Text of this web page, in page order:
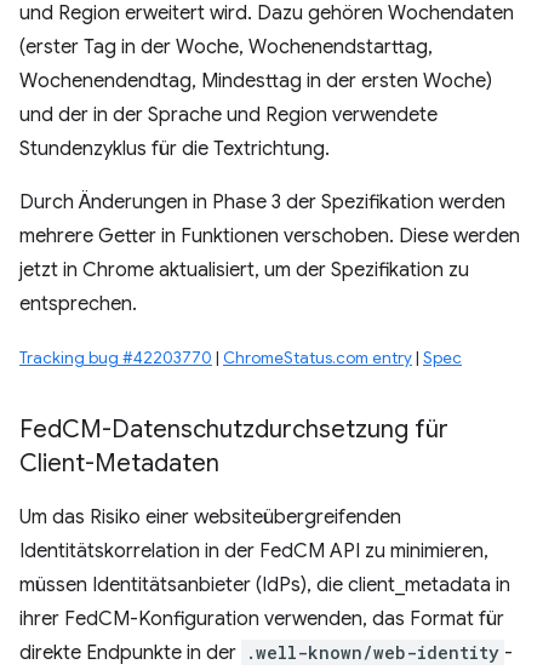
und Region erweitert wird. Dazu gehören Wochendaten
(erster Tag in der Woche, Wochenendstarttag,
Wochenendendtag, Mindesttag in der ersten Woche)
und der in der Sprache und Region verwendete
Stundenzyklus für die Textrichtung.
Durch Änderungen in Phase 3 der Spezifikation werden
mehrere Getter in Funktionen verschoben. Diese werden
jetzt in Chrome aktualisiert, um der Spezifikation zu
entsprechen.
Tracking bug #42203770 | ChromeStatus.com entry| Spec
FedCM-Datenschutzdurchsetzung für
Client-Metadaten
Um das Risiko einer websiteübergreifenden
Identitätskorrelation in der FedCM API zu minimieren,
müssen Identitätsanbieter (IdPs), die client_metadata in
ihrer FedCM-Konfiguration verwenden, das Format für
direkte Endpunkte in der .well-known/web-identity -